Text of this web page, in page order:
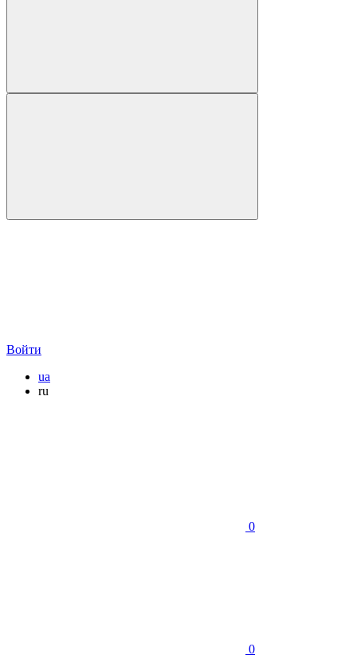
Войти
ua
ru
0
0